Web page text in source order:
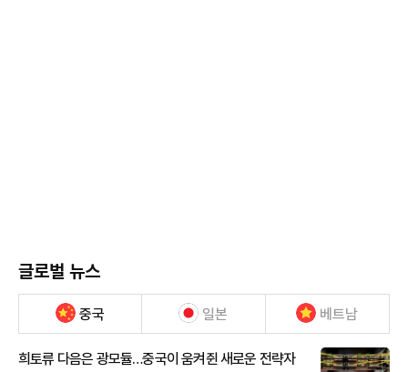
글로벌 뉴스
중국 일본 베트남
희토류 다음은 광모듈…중국이 움켜쥔 새로운 전략자